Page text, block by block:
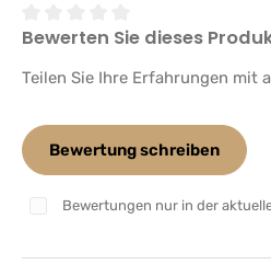
Durchschnittliche Bewertung
Bewerten Sie dieses
Teilen Sie Ihre Erfahrungen mit
Bewertung schreiben
Bewertungen nur in der